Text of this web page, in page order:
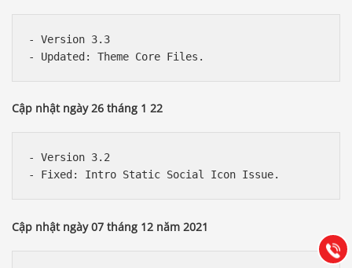
- Version 3.3
Cập nhật ngày 26 tháng 1 22
- Version 3.2
Cập nhật ngày 07 tháng 12 năm 2021
Gọi
0903.976.769
(028) 22.166.144